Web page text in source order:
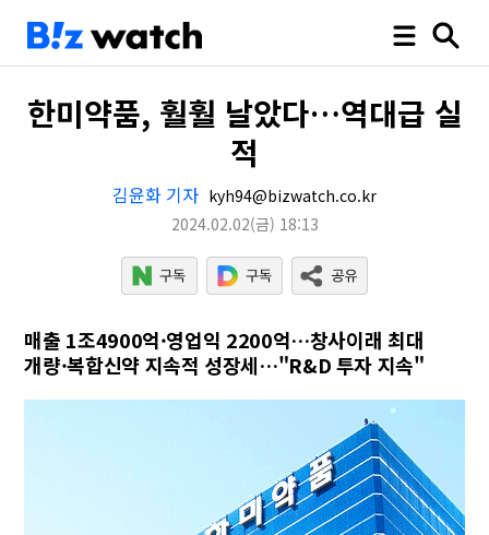
한미약품, 훨훨 날았다…역대급 실
적
김윤화 기자 kyh94@bizwatch.co.kr
2024.02.02(금) 18:13
매출 1조4900억·영업익 2200억…창사이래 최대
개량·복합신약 지속적 성장세…"R&D 투자 지속"